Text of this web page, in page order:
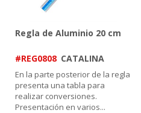
Regla de Aluminio 20 cm
#REG0808 CATALINA
En la parte posterior de la regla
presenta una tabla para
realizar conversiones.
Presentación en varios...